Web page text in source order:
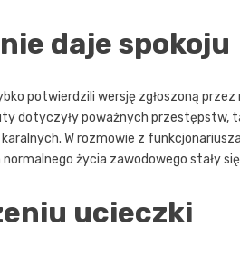
daje spokoju
potwierdzili wersję zgłoszoną przez
dotyczyły poważnych przestępstw,
W rozmowie z
życia zawodowego stały
ucieczki